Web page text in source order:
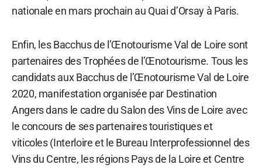
nationale en mars prochain au Quai d’Orsay à Paris.
Enfin, les Bacchus de l’Œnotourisme Val de Loire sont
partenaires des Trophées de l’Œnotourisme. Tous les
candidats aux Bacchus de l’Œnotourisme Val de Loire
2020, manifestation organisée par Destination
Angers dans le cadre du Salon des Vins de Loire avec
le concours de ses partenaires touristiques et
viticoles (Interloire et le Bureau Interprofessionnel des
Vins du Centre, les régions Pays de la Loire et Centre